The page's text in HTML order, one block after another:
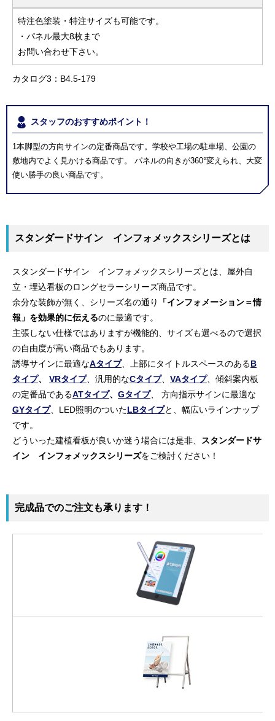
特注色塗装・特注サイズも可能です。
・パネル最大8枚まで
お問い合わせ下さい。
カタログ3：B4.5-179
スタッフのおすすめポイント！
1本脚型の方向サインの定番商品です。学校や工場の駐車場、公園の
敷地内でよく見かける商品です。 パネルの向きが360°変えられ、大変
使い勝手の良い商品です。
スタンダードサイン インフォメックスシリーズとは
スタンダードサイン インフォメックスシリーズとは、屋外自
立・埋込看板のロングセラーシリーズ商品です。
余分な装飾が無く、シリーズ名の通り
「インフォメーション＝情
報」を効果的に伝えるのに最適です。
主張しない仕様ではありますが機能的、サイズも選べるので選択
の自由度が高い商品でもあります。
誘導サインに最適なAタイプ、上部にタイトルスペースのあるB
タイプ、 VRタイプ、汎用的なCタイプ、 VAタイプ、傾斜案内板
の定番品であるATタイプ、 Gタイプ、 方向指示サインに最適な
GYタイプ、LED照明のついたLBタイプと、幅広いラインナップ
です。
どういった建植看板が良いか迷う場合には是非、
スタンダードサ
イン インフォメックスシリーズをご検討ください！
完成品でのご注文も承ります！